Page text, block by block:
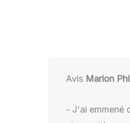
Avis Marion
- J'ai emmené